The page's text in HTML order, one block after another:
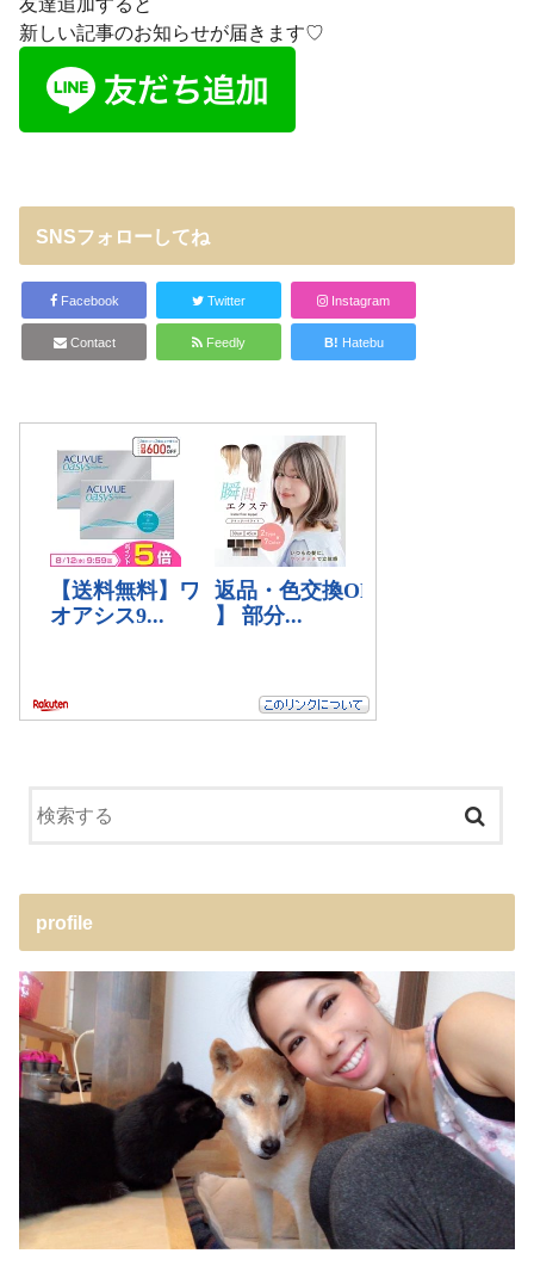
新しい記事のお知らせが届きます♡
SNSフォローしてね
Facebook Twitter Instagram
Contact Feedly B! Hatebu
profile